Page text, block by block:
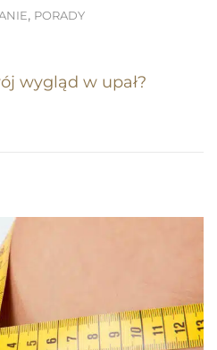
, PORADY
wygląd w upał?